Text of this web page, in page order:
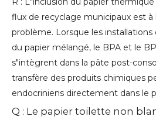
flux de recyclage municipaux est à
problème. Lorsque les
du papier mélangé, le BPA et le
s"intègrent dans la pâte post-
transfère des produits chimiques
endocriniens directement dans le
Q : Le papier toilette non